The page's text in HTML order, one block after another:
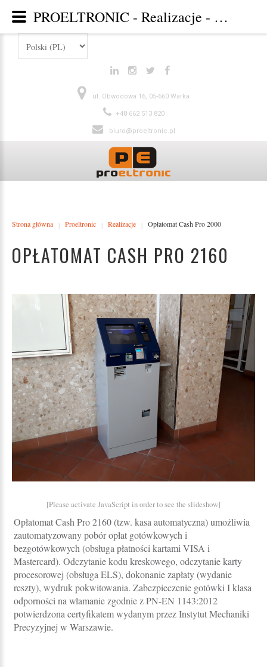
ul. Obwodowa 16, 05-660 Warka
+48 662 513 820
biuro@proeltronic.pl
Strona główna | Proeltronic | Realizacje | Opłatomat Cash Pro 2000
OPŁATOMAT CASH PRO 2160
[Please activate JavaScript in order to see the slideshow]
Opłatomat Cash Pro 2160 (tzw. kasa automatyczna) umożliwia
zautomatyzowany pobór opłat gotówkowych i
bezgotówkowych (obsługa płatności kartami VISA i
Mastercard). Odczytanie kodu kreskowego, odczytanie karty
procesorowej (obsługa ELS), dokonanie zapłaty (wydanie
reszty), wydruk pokwitowania. Zabezpieczenie gotówki I klasa
odporności na włamanie zgodnie z PN-EN 1143:2012
potwierdzona certyfikatem wydanym przez Instytut Mechaniki
Precyzyjnej w Warszawie.
PROELTRONIC - Realizacje - Category: Galeria - Image: Opłatomat Cash Pro 2160